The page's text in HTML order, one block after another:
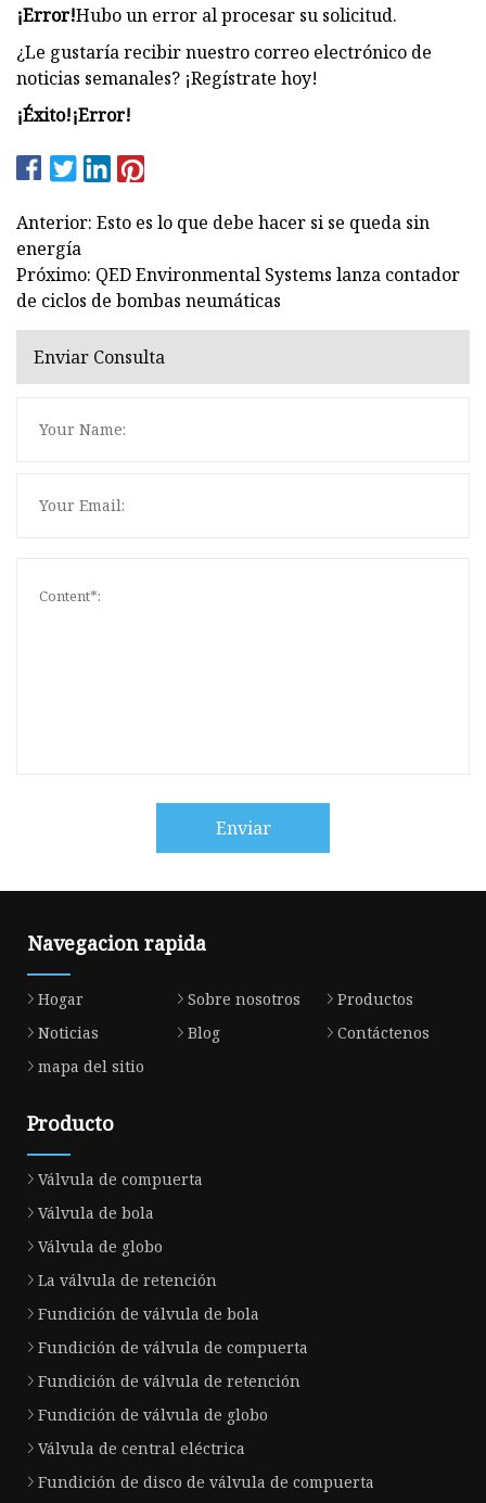
¡Error!Hubo un error al procesar su solicitud.
¿Le gustaría recibir nuestro correo electrónico de
noticias semanales? ¡Regístrate hoy!
¡Éxito!¡Error!
Anterior: Esto es lo que debe hacer si se queda sin
energía
Próximo: QED Environmental Systems lanza contador
de ciclos de bombas neumáticas
Enviar Consulta
Enviar
Navegacion rapida
Hogar Sobre nosotros
Productos
Noticias
Blog
Contáctenos
mapa del sitio
Producto
Válvula de compuerta
Válvula de bola
Válvula de globo
La válvula de retención
Fundición de válvula de bola
Fundición de válvula de compuerta
Fundición de válvula de retención
Fundición de válvula de globo
Válvula de central eléctrica
Fundición de disco de válvula de compuerta